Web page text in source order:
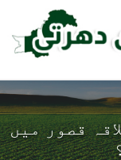
قصور میں